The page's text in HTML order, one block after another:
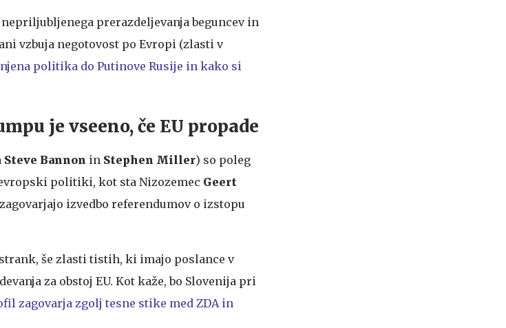
prerazdeljevanja beguncev in
vzbuja negotovost po Evropi (zlasti v
politika do Putinove Rusije in kako si
je vseeno, če EU propade
Steve Bannon in Stephen Miller) so poleg
politiki, kot sta Nizozemec Geert
izvedbo referendumov o izstopu
še zlasti tistih, ki imajo poslance v
za obstoj EU. Kot kaže, bo Slovenija pri
zagovarja zgolj tesne stike med ZDA in